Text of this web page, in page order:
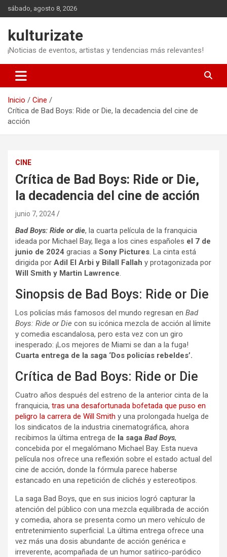
Saltar
al
sábado, agosto 8, 2026
kulturizate
¡Noticias de eventos, artistas y tendencias más relevantes!
Inicio
Cine
Crítica de Bad Boys: Ride or Die, la decadencia del cine de
acción
CINE
Crítica de Bad Boys: Ride or Die,
la decadencia del cine de acción
junio 7, 2024
Bad Boys: Ride or die, la cuarta película de la franquicia
ideada por Michael Bay, llega a los cines españoles el 7 de
junio de 2024 gracias a Sony Pictures. La cinta está
dirigida por Adil El Arbi y Bilall Fallah y protagonizada por
Will Smith y Martin Lawrence.
Sinopsis de Bad Boys: Ride or Die
Los policías más famosos del mundo regresan en Bad
Boys: Ride or Die con su icónica mezcla de acción al límite
y comedia escandalosa, pero esta vez con un giro
inesperado: ¡Los mejores de Miami se dan a la fuga!
Cuarta entrega de la saga ‘Dos policías rebeldes’.
Crítica de Bad Boys: Ride or Die
Cuatro años después del estreno de la anterior cinta de la
franquicia, tras una desafortunada bofetada que puso en
peligro la carrera de Will Smith y una prolongada huelga de
los sindicatos de la industria cinematográfica, ahora
recibimos la última entrega de la saga Bad Boys,
concebida por el megalómano Michael Bay. Esta nueva
película nos ofrece una reflexión sobre el estado actual del
cine de acción, donde la fórmula parece haberse
estancado en una repetición de clichés y estereotipos.
La saga Bad Boys, que en sus inicios logró capturar la
atención del público con una mezcla equilibrada de acción
y comedia, ahora se presenta como un mero vehículo de
entretenimiento superficial. La última entrega ofrece una
vez más una dosis abundante de acción genérica e
irreverente, acompañada de un humor satírico-paródico